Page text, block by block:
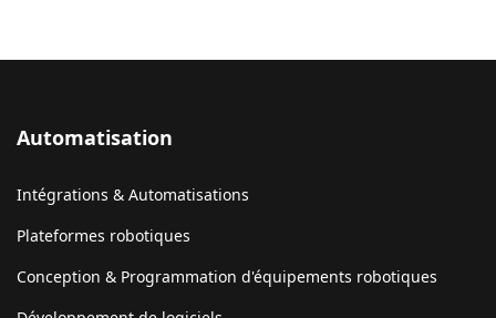
Automatisation
Intégrations & Automatisations
Plateformes robotiques
Conception & Programmation d'équipements robotiques